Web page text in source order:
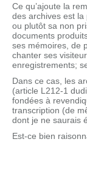
Ce qu’ajoute la
des archives est
ou plutôt sa non
documents
ses mémoires, de
chanter ses
enregistrements;
Dans ce cas, les
(article L212-1
fondées à
transcription (de
dont je ne saurais
Est-ce bien